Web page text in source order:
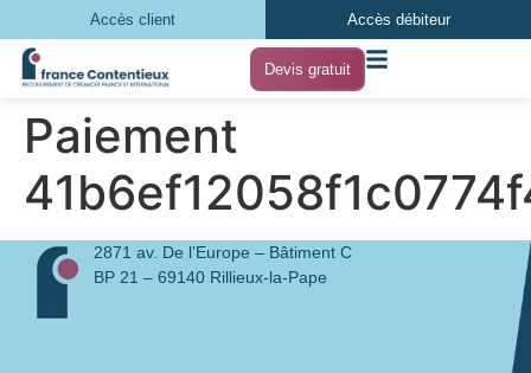
Accès client Accès débiteur
Devis gratuit
Paiement
2871 av. De l’Europe – Bâtiment C
BP 21 – 69140 Rillieux-la-Pape